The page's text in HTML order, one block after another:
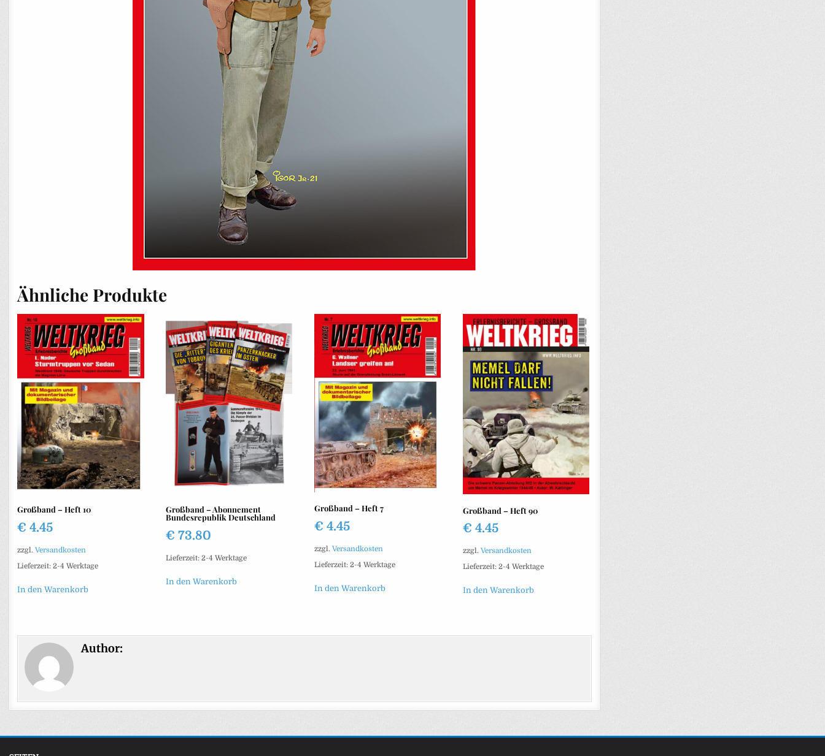
Ähnliche Produkte
Großband – Heft 10
€ 4.45
zzgl.Versandkosten
Lieferzeit:2-4 Werktage
In den Warenkorb
Großband – Abonnement
Bundesrepublik Deutschland
€ 73.80
Lieferzeit:2-4 Werktage
In den Warenkorb
Großband – Heft 7
€ 4.45
zzgl. Versandkosten
Lieferzeit: 2-4 Werktage
In den Warenkorb
Großband – Heft 90
€ 4.45
zzgl. Versandkosten
Lieferzeit: 2-4 Werktage
In den Warenkorb
Author: